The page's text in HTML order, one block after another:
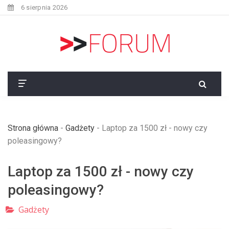
6 sierpnia 2026
Strona główna - Gadżety - Laptop za 1500 zł - nowy czy
poleasingowy?
Laptop za 1500 zł - nowy czy
poleasingowy?
Gadżety